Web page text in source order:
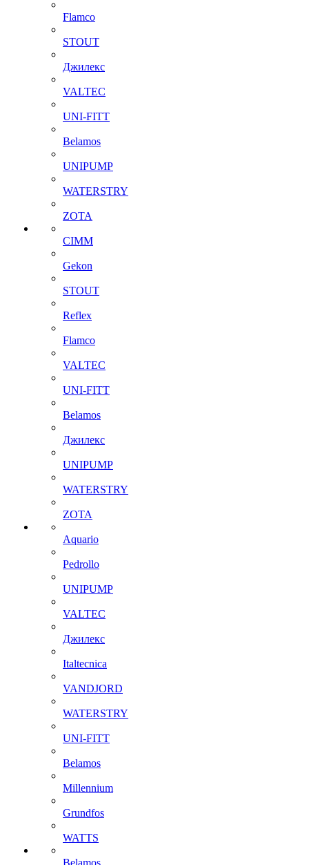
Flamco
STOUT
Джилекс
VALTEC
UNI-FITT
Belamos
UNIPUMP
WATERSTRY
ZOTA
CIMM
Gekon
STOUT
Reflex
Flamco
VALTEC
UNI-FITT
Belamos
Джилекс
UNIPUMP
WATERSTRY
ZOTA
Aquario
Pedrollo
UNIPUMP
VALTEC
Джилекс
Italtecnica
VANDJORD
WATERSTRY
UNI-FITT
Belamos
Millennium
Grundfos
WATTS
Belamos